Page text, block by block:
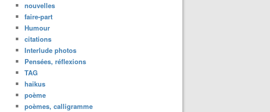
nouvelles
faire-part
Humour
citations
Interlude photos
Pensées, réflexions
TAG
haikus
poème
poèmes, calligramme